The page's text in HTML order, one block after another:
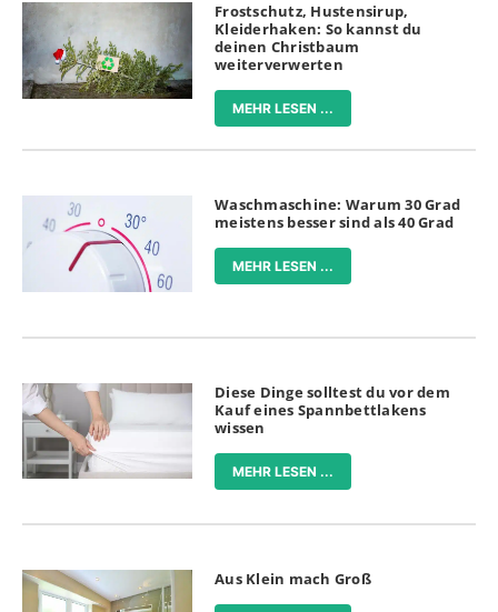
Frostschutz, Hustensirup,
Kleiderhaken: So kannst du
deinen Christbaum
weiterverwerten
MEHR LESEN ...
Waschmaschine: Warum 30 Grad
meistens besser sind als 40 Grad
MEHR LESEN ...
Diese Dinge solltest du vor dem
Kauf eines Spannbettlakens
wissen
MEHR LESEN ...
Aus Klein mach Groß